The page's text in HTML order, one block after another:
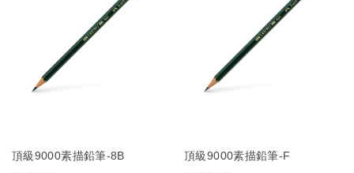
頂級9000素描鉛筆-8B 頂級9000素描鉛筆-F